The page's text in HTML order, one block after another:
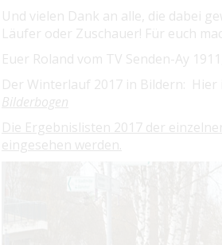
Und vielen Dank an alle, die dabei
Läufer oder Zuschauer! Für euch
Euer Roland vom TV Senden-Ay
Der Winterlauf 2017 in Bildern: Hier
Bilderbogen
Die Ergebnislisten 2017 der
eingesehen werden.